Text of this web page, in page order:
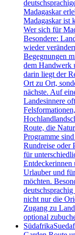
Madagaskar
Madagaskar ist
Wer sich für
Besondere:
wieder
Begegnungen
dem Handwerk
darin liegt der
Ort zu Ort,
nächste. Auf
Landesinnere
Route, die
Programme
Rundreise oder
für
Entdeckerinnen
Urlauber und
möchten.
nicht nur die
Zugang zu
optional
Südafrika